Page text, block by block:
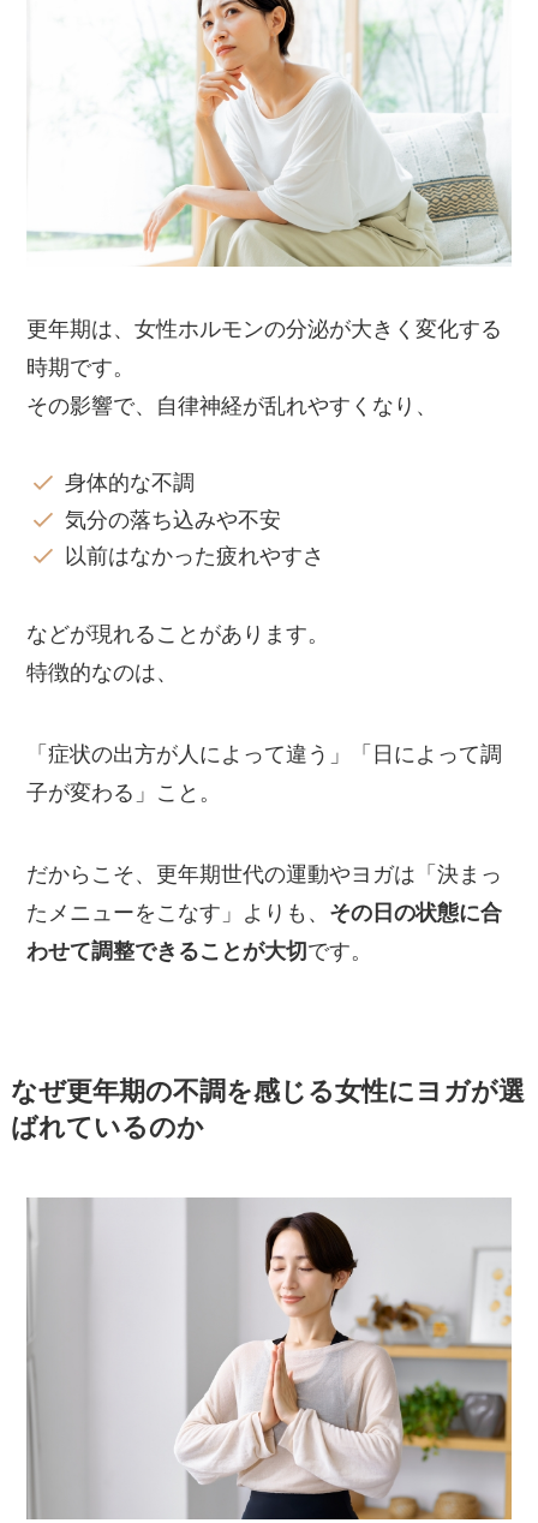
更年期は、女性ホルモンの分泌が大きく変化する
時期です。
その影響で、自律神経が乱れやすくなり、
身体的な不調
気分の落ち込みや不安
以前はなかった疲れやすさ
などが現れることがあります。
特徴的なのは、
「症状の出方が人によって違う」「日によって調
子が変わる」こと。
だからこそ、更年期世代の運動やヨガは「決まっ
たメニューをこなす」よりも、 その日の状態に合
わせて調整できることが大切です。
なぜ更年期の不調を感じる女性にヨガが選
ばれているのか